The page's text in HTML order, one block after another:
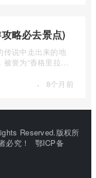
略必去景点)
传说中走出来的地
誉为“香格里拉的
· 8个月前
Reserved.版权所
必究！
鄂ICP备